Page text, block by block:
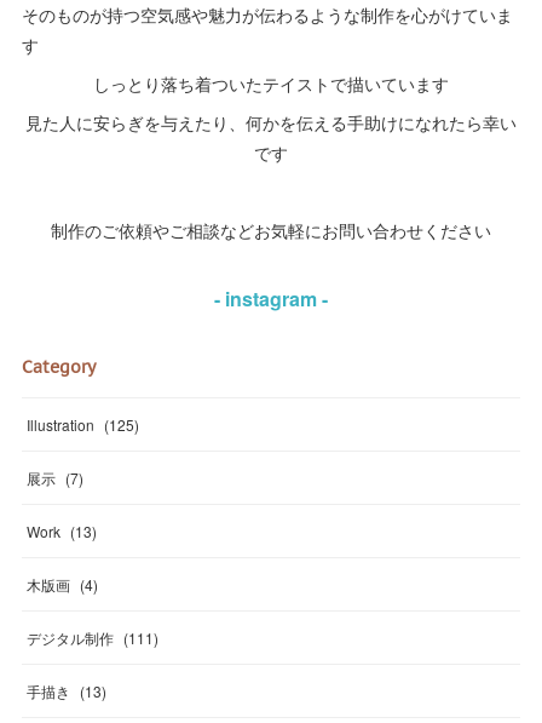
そのものが持つ空気感や魅力が伝わるような制作を心がけていま
す
しっとり落ち着ついたテイストで描いています
見た人に安らぎを与えたり、何かを伝える手助けになれたら幸い
です
制作のご依頼やご相談などお気軽にお問い合わせください
- instagram -
Category
Illustration (125)
展示 (7)
Work (13)
木版画 (4)
デジタル制作 (111)
手描き (13)